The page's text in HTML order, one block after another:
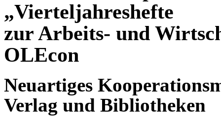
„Vierteljahreshefte
zur Arbeits- und
OLEcon
Neuartiges
Verlag und Bibliotheken